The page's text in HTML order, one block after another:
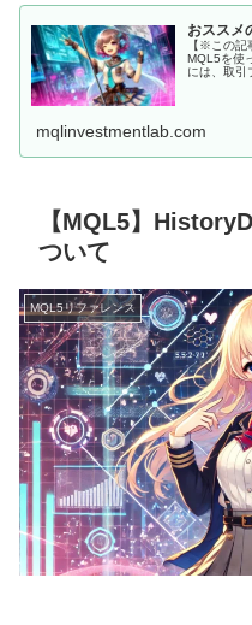
おススメ
【※この記
MQL5を使
には、取引
mqlinvestmentlab.com
【MQL5】
ついて
MQL5リファレンス